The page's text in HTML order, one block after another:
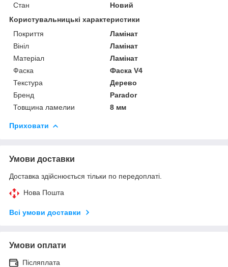
Стан
Новий
Користувальницькі характеристики
Покриття
Ламінат
Вініл
Ламінат
Матеріал
Ламінат
Фаска
Фаска V4
Текстура
Дерево
Бренд
Parador
Товщина ламелии
8 мм
Приховати
Умови доставки
Доставка здійснюється тільки по передоплаті.
Нова Пошта
Всі умови доставки
Умови оплати
Післяплата